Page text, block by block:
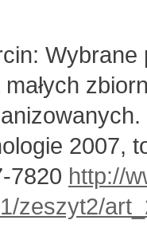
Wybrane
2007,
7820 http://
zeszyt2/